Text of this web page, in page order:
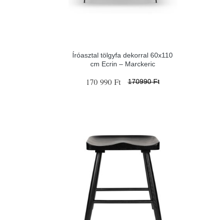
Íróasztal tölgyfa dekorral 60x110
cm Ecrin – Marckeric
170 990 Ft 170990 Ft